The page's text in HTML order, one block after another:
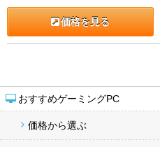
おすすめゲーミングPC
価格から選ぶ
価格を見る